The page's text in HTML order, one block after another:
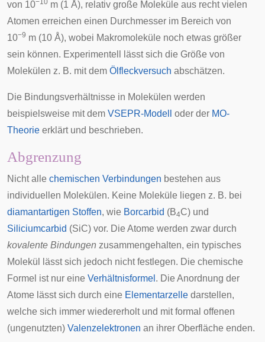
von 10−10 m (1 Å), relativ große Moleküle aus recht vielen
Atomen erreichen einen Durchmesser im Bereich von
10−9 m (10 Å), wobei Makromoleküle noch etwas größer
sein können. Experimentell lässt sich die Größe von
Molekülen z. B. mit dem Ölfleckversuch abschätzen.
Die Bindungsverhältnisse in Molekülen werden
beispielsweise mit dem VSEPR-Modell oder der MO-
Theorie erklärt und beschrieben.
Abgrenzung
Nicht alle chemischen Verbindungen bestehen aus
individuellen Molekülen. Keine Moleküle liegen z. B. bei
diamantartigen Stoffen, wie Borcarbid (B4C) und
Siliciumcarbid (SiC) vor. Die Atome werden zwar durch
kovalente Bindungen zusammengehalten, ein typisches
Molekül lässt sich jedoch nicht festlegen. Die chemische
Formel ist nur eine Verhältnisformel . Die Anordnung der
Atome lässt sich durch eine Elementarzelle darstellen,
welche sich immer wiedererholt und mit formal offenen
(ungenutzten) Valenzelektronen an ihrer Oberfläche enden.